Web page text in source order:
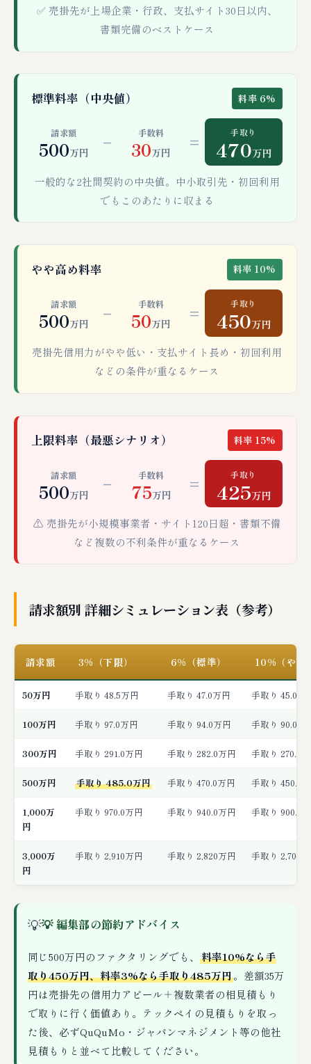
✅ 売掛先が上場企業・行政、支払サイト30日以内、
書類完備のベストケース
標準料率（中央値） 料率 6%
請求額
500万円
− 手数料
30万円
= 手取り
470万円
一般的な2社間契約の中央値。中小取引先・初回利用
でもこのあたりに収まる
やや高め料率 料率 10%
請求額
500万円
− 手数料
50万円
= 手取り
450万円
売掛先信用力がやや低い・支払サイト長め・初回利用
などの条件が重なるケース
上限料率（最悪シナリオ） 料率 15%
請求額
500万円
− 手数料
75万円
= 手取り
425万円
⚠️ 売掛先が小規模事業者・サイト120日超・書類不備
など複数の不利条件が重なるケース
請求額別 詳細シミュレーション表（参考）
請求額 3%（下限） 6%（標準） 10%（やや
50万円 手取り 48.5万円 手取り 47.0万円 手取り 45.0万
100万円 手取り 97.0万円 手取り 94.0万円 手取り 90.0万
300万円 手取り 291.0万円 手取り 282.0万円 手取り 270.0
500万円 手取り 485.0万円 手取り 470.0万円 手取り 450.0
1,000万
円
手取り 970.0万円 手取り 940.0万円 手取り 900.0
3,000万
円
手取り 2,910万円 手取り 2,820万円 手取り 2,700
💡💡 編集部の節約アドバイス
同じ500万円のファクタリングでも、 料率10%なら手
取り450万円、料率3%なら手取り485万円。差額35万
円は売掛先の信用力アピール＋複数業者の相見積もり
で取りに行く価値あり。テックペイの見積もりを取っ
た後、必ずQuQuMo・ジャパンマネジメント等の他社
見積もりと並べて比較してください。